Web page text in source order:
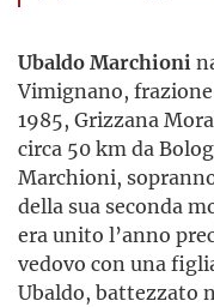
Ubaldo Marchioni
Vimignano,
1985, Grizzana
circa 50 km da
Marchioni,
della sua seconda
era unito l’anno
vedovo con una
Ubaldo, battezzato